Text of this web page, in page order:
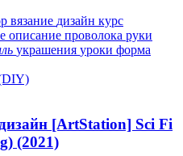
вязание дизайн курс
описание проволока руки
украшения уроки форма
[ArtStation] Sci Fi
(2021)